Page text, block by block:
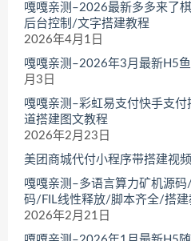
嘎嘎亲测–2026最新多多来了
后台控制/文字搭建教程
2026年4月1日
嘎嘎亲测–2026年3月最新H5
月3日
嘎嘎亲测–彩虹易支付快手支
道搭建图文教程
2026年2月23日
美团商城代付小程序带搭建视
嘎嘎亲测–多语言算力矿机源
码/FIL线性释放/脚本齐全/搭建
2026年2月21日